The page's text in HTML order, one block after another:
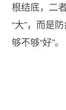
根结底，二
“大”，而是
够不够“好”。